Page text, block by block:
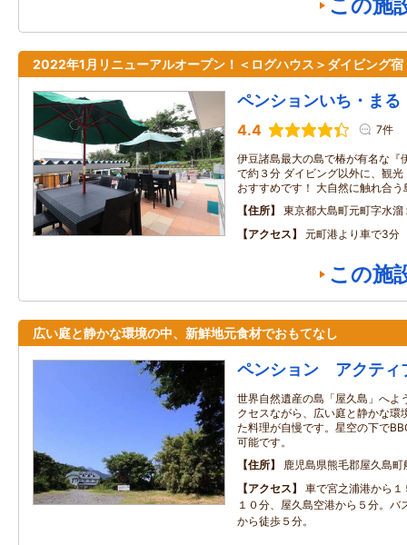
この施
2022年1月リニューアルオープン！＜ログハウス＞ダイビング宿
ペンションいち・まる
4.4 7件
伊豆諸島最大の島で椿が有名な『
で約３分 ダイビング以外に、観
おすすめです！ 大自然に触れ合
住所
東京都大島町元町字水溜
アクセス
元町港より車で3分
この施
広い庭と静かな環境の中、新鮮地元食材でおもてなし
ペンション アクティ
世界自然遺産の島「屋久島」へよ
クセスながら、広い庭と静かな環
た料理が自慢です。星空の下で
可能です。
住所
鹿児島県熊毛郡屋久島
アクセス
車で宮之浦港から
１０分、屋久島空港から５分。バ
から徒歩５分。